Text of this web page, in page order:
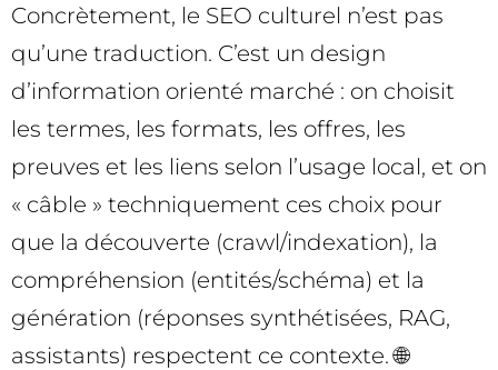
Concrètement, le SEO culturel n’est pas
qu’une traduction. C’est un design
d’information orienté marché : on choisit
les termes, les formats, les offres, les
preuves et les liens selon l’usage local, et on
« câble » techniquement ces choix pour
que la découverte (crawl/indexation), la
compréhension (entités/schéma) et la
génération (réponses synthétisées, RAG,
assistants) respectent ce contexte. 🌐